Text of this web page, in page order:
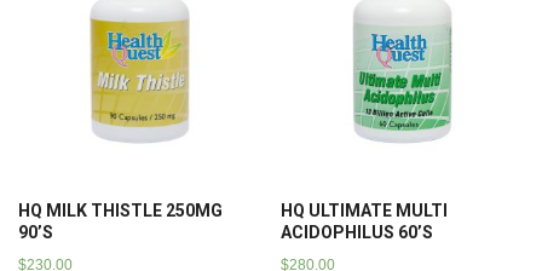
HQ MILK THISTLE 250MG
90’S
$230.00
HQ ULTIMATE MULTI
ACIDOPHILUS 60’S
$280.00